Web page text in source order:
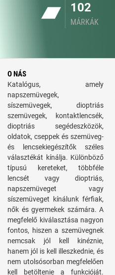
102
MÁRKÁK
O NÁS
Katalógus, amely
napszemüvegek,
síszemüvegek, dioptriás
szemüvegek, kontaktlencsék,
dioptriás segédeszközök,
oldatok, cseppek és szemüveg-
és lencsekiegészítők széles
választékát kínálja. Különböző
típusú kereteket, többféle
lencsét vagy dioptriás,
napszemüveget vagy
síszemüveget kínálunk férfiak,
nők és gyermekek számára. A
megfelelő kiválasztása nagyon
fontos, hiszen a szemüvegnek
nemcsak jól kell kinéznie,
hanem jól is kell illeszkednie, és
nem utolsósorban megfelelően
kell betöltenie a funkcióját.